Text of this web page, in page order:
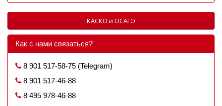
КАСКО и ОСАГО
Как с нами связаться?
8 901 517-58-75 (Telegram)
8 901 517-46-88
8 495 978-46-88